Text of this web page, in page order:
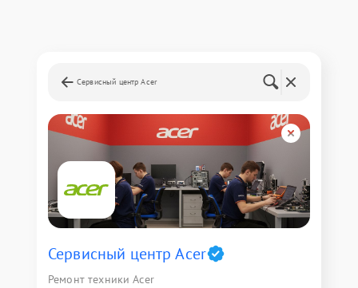
Сервисный центр Acer
Сервисный центр Acer
Ремонт техники Acer